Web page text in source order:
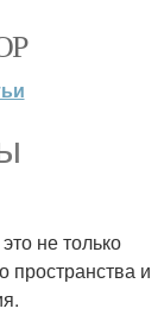
не только
пространства и